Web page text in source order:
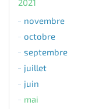
2021
novembre
octobre
septembre
juillet
juin
mai